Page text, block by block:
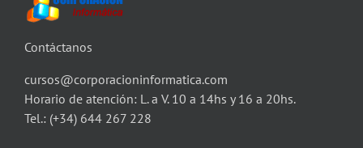
Contáctanos
cursos@corporacioninformatica.com
Horario de atención: L. a V. 10 a 14hs y 16 a 20hs.
Tel.: (+34) 644 267 228